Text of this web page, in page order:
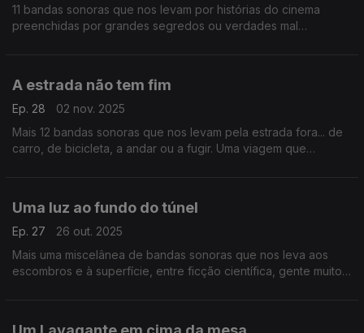
11 bandas sonoras que nos levam por histórias do cinema
preenchidas por grandes segredos ou verdades mal
A estrada não tem fim
Ep. 28
02 nov. 2025
Mais 12 bandas sonoras que nos levam pela estrada fora... de
carro, de bicicleta, a andar ou a fugir. Uma viagem que
Uma luz ao fundo do túnel
Ep. 27
26 out. 2025
Mais uma miscelânea de bandas sonoras que nos leva aos
escombros e à superfície, entre ficção científica, gente muito